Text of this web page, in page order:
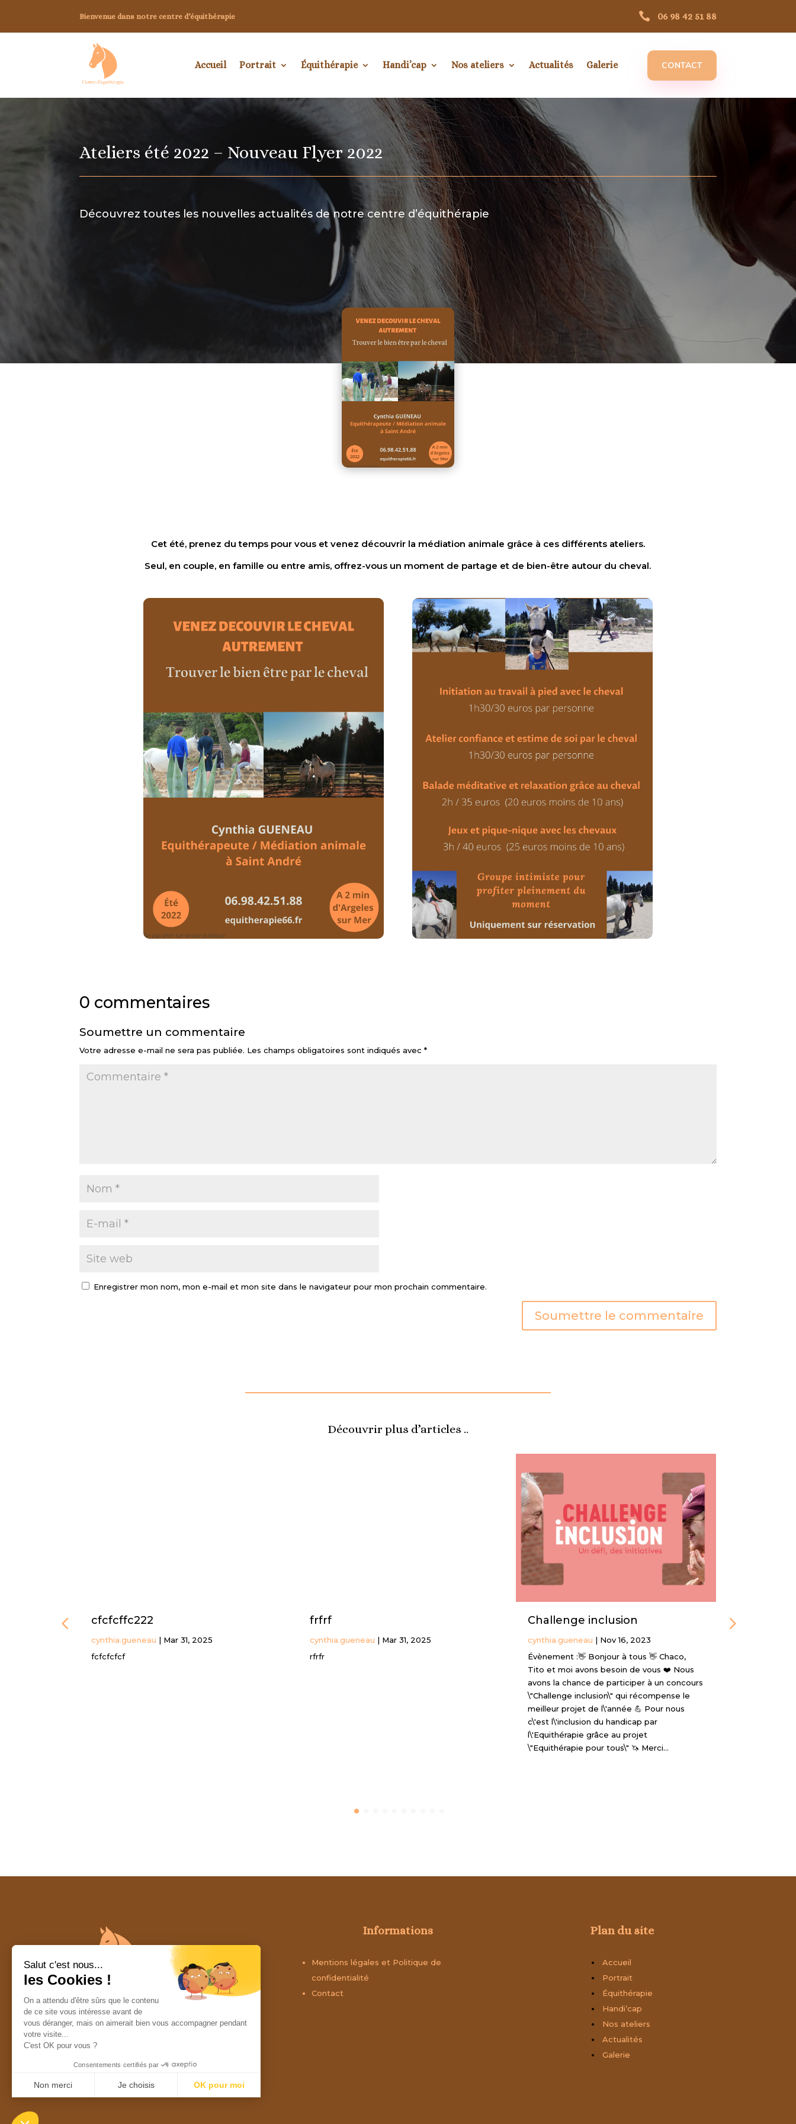
Bienvenue dans notre centre d’équithérapie  06 98 42 51 88
Accueil Portrait Équithérapie Handi’cap Nos ateliers Actualités Galerie CONTACT
Ateliers été 2022 – Nouveau Flyer 2022
Découvrez toutes les nouvelles actualités de notre centre d’équithérapie
Cet été, prenez du temps pour vous et venez découvrir la médiation animale grâce à ces différents ateliers.
Seul, en couple, en famille ou entre amis, offrez-vous un moment de partage et de bien-être autour du cheval.
0 commentaires
Soumettre un commentaire
Votre adresse e-mail ne sera pas publiée. Les champs obligatoires sont indiqués avec*
Enregistrer mon nom, mon e-mail et mon site dans le navigateur pour mon prochain commentaire.
Soumettre le commentaire
Découvrir plus d’articles ..
cfcfcffc222
cynthia.gueneau | Mar 31, 2025
fcfcfcfcf
frfrf
cynthia.gueneau | Mar 31, 2025
rfrfr
Challenge inclusion
cynthia.gueneau | Nov 16, 2023
Évènement :👋 Bonjour à tous 👋 Chaco,
Tito et moi avons besoin de vous ❤️ Nous
avons la chance de participer à un concours
\"Challenge inclusion\" qui récompense le
meilleur projet de l\'année 💪 Pour nous
c\'est l\'inclusion du handicap par
l\'Equithérapie grâce au projet
\"Equithérapie pour tous\" 🦄 Merci…
Informations
Mentions légales et Politique de
confidentialité
Contact
Plan du site
Accueil
Portrait
Équithérapie
Handi’cap
Nos ateliers
Actualités
Galerie
Salut c'est nous...
les Cookies !
On a attendu d'être sûrs que le contenu
de ce site vous intéresse avant de
vous déranger, mais on aimerait bien vous accompagner pendant
votre visite...
C'est OK pour vous ?
Consentements certifiés par
Non merci Je choisis OK pour moi
Notre plateforme vous permet d'adapter et de gérer vos paramètres de confidentialité, en garantissant la conformité avec les réglementations. Personnalisez vos préférences pour contrôler la manière dont vos informations sont